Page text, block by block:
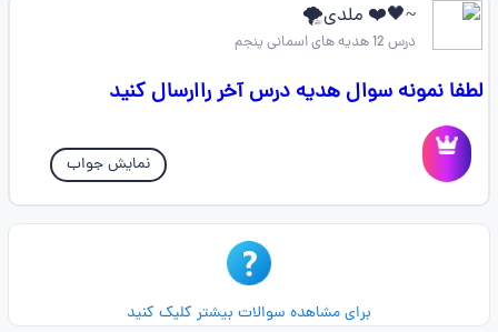
~🖤❤️ ملدی🌪
درس 12 هدیه های اسمانی پنجم
لطفا نمونه سوال هدیه درس آخر راارسال کنید
نمایش جواب
برای مشاهده سوالات بیشتر کلیک کنید